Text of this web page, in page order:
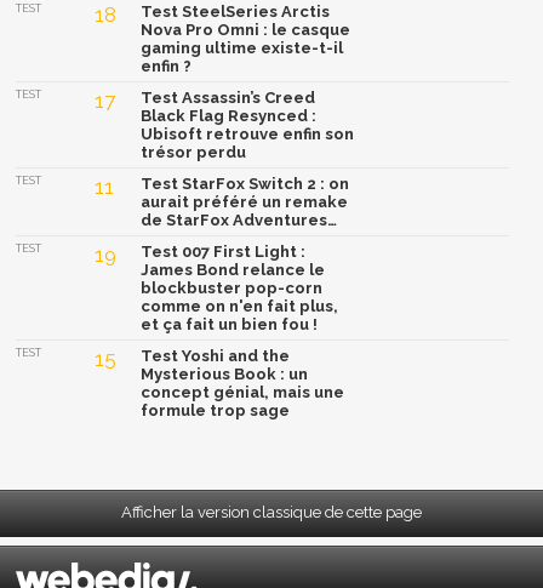
TEST 18
Test SteelSeries Arctis
Nova Pro Omni : le casque
gaming ultime existe-t-il
enfin ?
TEST 17
Test Assassin’s Creed
Black Flag Resynced :
Ubisoft retrouve enfin son
trésor perdu
TEST 11
Test StarFox Switch 2 : on
aurait préféré un remake
de StarFox Adventures…
TEST 19
Test 007 First Light :
James Bond relance le
blockbuster pop-corn
comme on n'en fait plus,
et ça fait un bien fou !
TEST 15
Test Yoshi and the
Mysterious Book : un
concept génial, mais une
formule trop sage
Afficher la version classique de cette page